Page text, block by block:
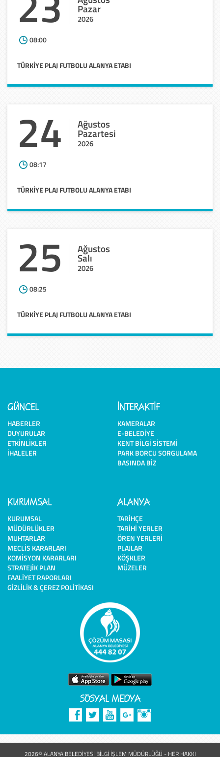
Pazar
2026
08:00
TÜRKİYEPLAJFUTBOLUALANYAETABI
24 Ağustos
Pazartesi
2026
08:17
TÜRKİYEPLAJFUTBOLUALANYAETABI
25 Ağustos
Salı
2026
08:25
TÜRKİYEPLAJFUTBOLUALANYAETABI
GÜNCEL
HABERLER
DUYURULAR
ETKINLIKLER
İHALELER
İNTERAKTİF
KAMERALAR
E-BELEDIYE
KENT BILGI SISTEMI
PARK BORCU SORGULAMA
BASINDA BIZ
KURUMSAL
KURUMSAL
MÜDÜRLÜKLER
MUHTARLAR
MECLIS KARARLARI
KOMISYON KARARLARI
STRATEJIK PLAN
FAALIYET RAPORLARI
GIZLILIK & ÇEREZ POLITIKASI
ALANYA
TARIHÇE
TARIHI YERLER
ÖREN YERLERI
PLAJLAR
KÖŞKLER
MÜZELER
SOSYAL MEDYA
2026© ALANYA BELEDİYESİ BİLGİ İŞLEM MÜDÜRLÜĞÜ - HER HAKKI